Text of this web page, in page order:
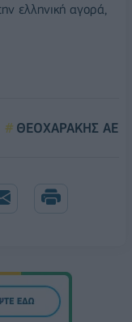
ελληνική αγορά,
ΘΕΟΧΑΡΑΚΗΣ ΑΕ